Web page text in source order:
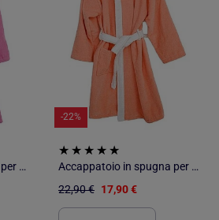
Accappatoio in spugna per bambini
-22%
Accappatoio in spugna per bambini
22,90 € 17,90 €